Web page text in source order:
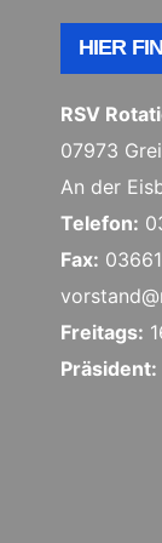
HIER
RSV
07973
An der
Telefon:
Fax:
Freitags:
Präsident: